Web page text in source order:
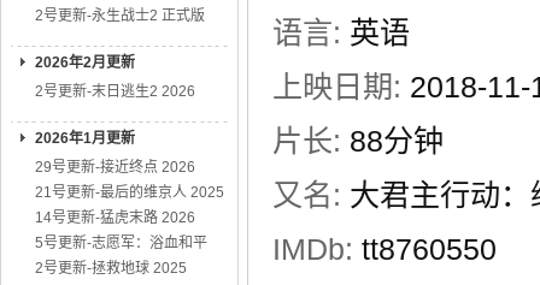
2号更新-永生战士2 正式版
2026年2月更新
2号更新-末日逃生2 2026
2026年1月更新
29号更新-接近终点 2026
21号更新-最后的维京人 2025
14号更新-猛虎末路 2026
5号更新-志愿军：浴血和平
2号更新-拯救地球 2025
语言: 英语
上映日期: 2018-11-
片长: 88分钟
又名: 大君主行动
IMDb: tt8760550